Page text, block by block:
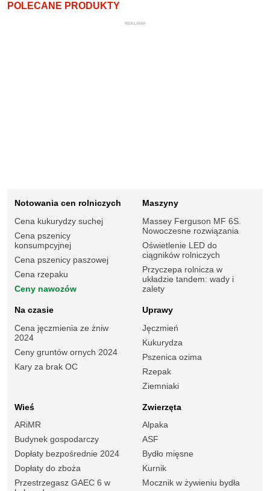
POLECANE PRODUKTY
REKLAMA
Notowania cen rolniczych
Cena kukurydzy suchej
Cena pszenicy
konsumpcyjnej
Cena pszenicy paszowej
Cena rzepaku
Ceny nawozów
Maszyny
Massey Ferguson MF 6S.
Nowoczesne rozwiązania
Oświetlenie LED do
ciągników rolniczych
Przyczepa rolnicza w
układzie tandem: wady i
zalety
Na czasie
Cena jęczmienia ze żniw
2024
Ceny gruntów ornych 2024
Kary za brak OC
Uprawy
Jęczmień
Kukurydza
Pszenica ozima
Rzepak
Ziemniaki
Wieś
ARiMR
Budynek gospodarczy
Dopłaty bezpośrednie 2024
Dopłaty do zboża
Przestrzegasz GAEC 6 w
Zwierzęta
Alpaka
ASF
Bydło mięsne
Kurnik
Mocznik w żywieniu bydła